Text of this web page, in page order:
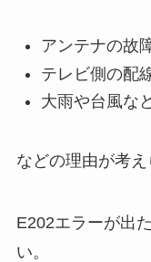
アンテナの故
テレビ側の配
大雨や台風な
などの理由が考え
E202エラーが出
い。